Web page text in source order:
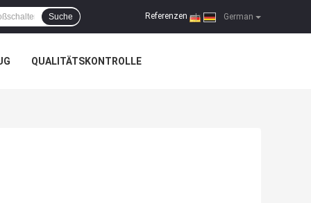
German
Referenzen |
Suche
QUALITÄTSKONTROLLE